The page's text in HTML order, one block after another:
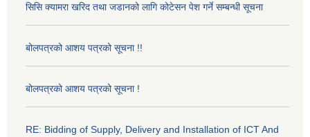
सिसि क्यामरा खरिद तथा जडानको लागि कोटेसन पेश गर्ने सम्बन्धी सूचना
बोलपत्रको आशय पत्रको सूचना !!
बोलपत्रको आशय पत्रको सूचना !
RE: Bidding of Supply, Delivery and Installation of ICT And